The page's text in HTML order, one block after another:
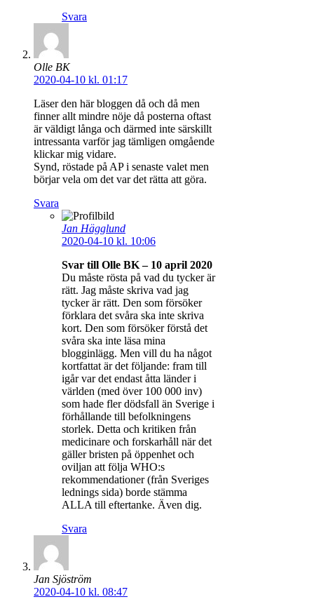
Svara
Olle BK
2020-04-10 kl. 01:17
Läser den här bloggen då och då men
finner allt mindre nöje då posterna oftast
är väldigt långa och därmed inte särskillt
intressanta varför jag tämligen omgående
klickar mig vidare.
Synd, röstade på AP i senaste valet men
börjar vela om det var det rätta att göra.
Svara
Jan Hägglund
2020-04-10 kl. 10:06
Svar till Olle BK – 10 april 2020
Du måste rösta på vad du tycker är
rätt. Jag måste skriva vad jag
tycker är rätt. Den som försöker
förklara det svåra ska inte skriva
kort. Den som försöker förstå det
svåra ska inte läsa mina
blogginlägg. Men vill du ha något
kortfattat är det följande: fram till
igår var det endast åtta länder i
världen (med över 100 000 inv)
som hade fler dödsfall än Sverige i
förhållande till befolkningens
storlek. Detta och kritiken från
medicinare och forskarhåll när det
gäller bristen på öppenhet och
oviljan att följa WHO:s
rekommendationer (från Sveriges
lednings sida) borde stämma
ALLA till eftertanke. Även dig.
Svara
Jan Sjöström
2020-04-10 kl. 08:47